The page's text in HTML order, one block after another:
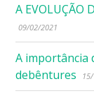
A EVOLUÇÃO
09/02/2021
A importância
debêntures